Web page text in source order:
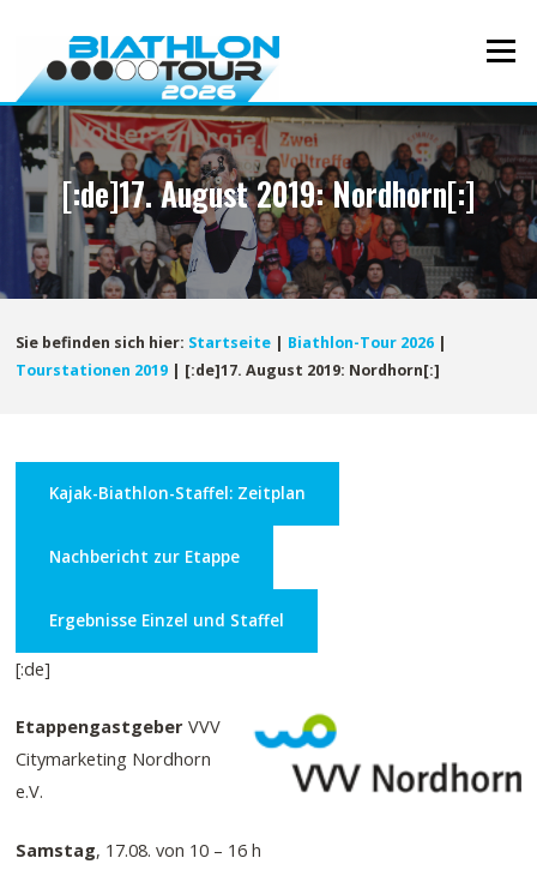
Inhalt
Menü
[:de]17. August 2019: Nordhorn[:]
Sie befinden sich hier: Startseite | Biathlon-Tour 2026 |
Tourstationen 2019 | [:de]17. August 2019: Nordhorn[:]
Kajak-Biathlon-Staffel: Zeitplan
Nachbericht zur Etappe
Ergebnisse Einzel und Staffel
[:de]
EtappengastgeberVVV
Citymarketing Nordhorn
e.V.
Samstag, 17.08. von 10 – 16 h